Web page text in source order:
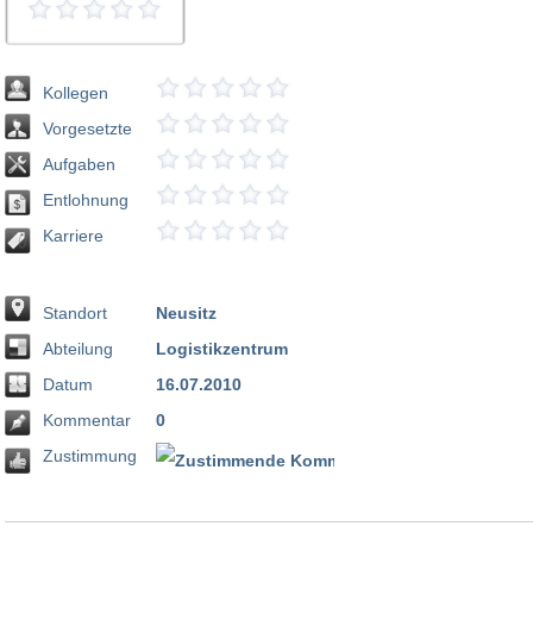
Kollegen
Vorgesetzte
Aufgaben
Entlohnung
Karriere
Standort
Abteilung
Datum
Kommentar
Zustimmung
Neusitz
Logistikzentrum
16.07.2010
0